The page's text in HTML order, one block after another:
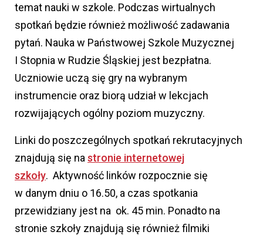
temat nauki w szkole. Podczas wirtualnych
spotkań będzie również możliwość zadawania
pytań. Nauka w Państwowej Szkole Muzycznej
I Stopnia w Rudzie Śląskiej jest bezpłatna.
Uczniowie uczą się gry na wybranym
instrumencie oraz biorą udział w lekcjach
rozwijających ogólny poziom muzyczny.
Linki do poszczególnych spotkań rekrutacyjnych
znajdują się na stronie internetowej
szkoły. Aktywność linków rozpocznie się
w danym dniu o 16.50, a czas spotkania
przewidziany jest na ok. 45 min. Ponadto na
stronie szkoły znajdują się również filmiki